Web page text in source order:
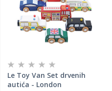
Le Toy Van Set drvenih
autića - London